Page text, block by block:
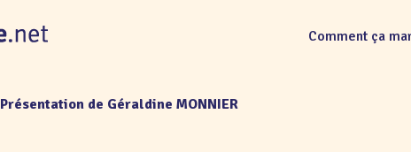
Comment ça
Présentation de Géraldine MONNIER